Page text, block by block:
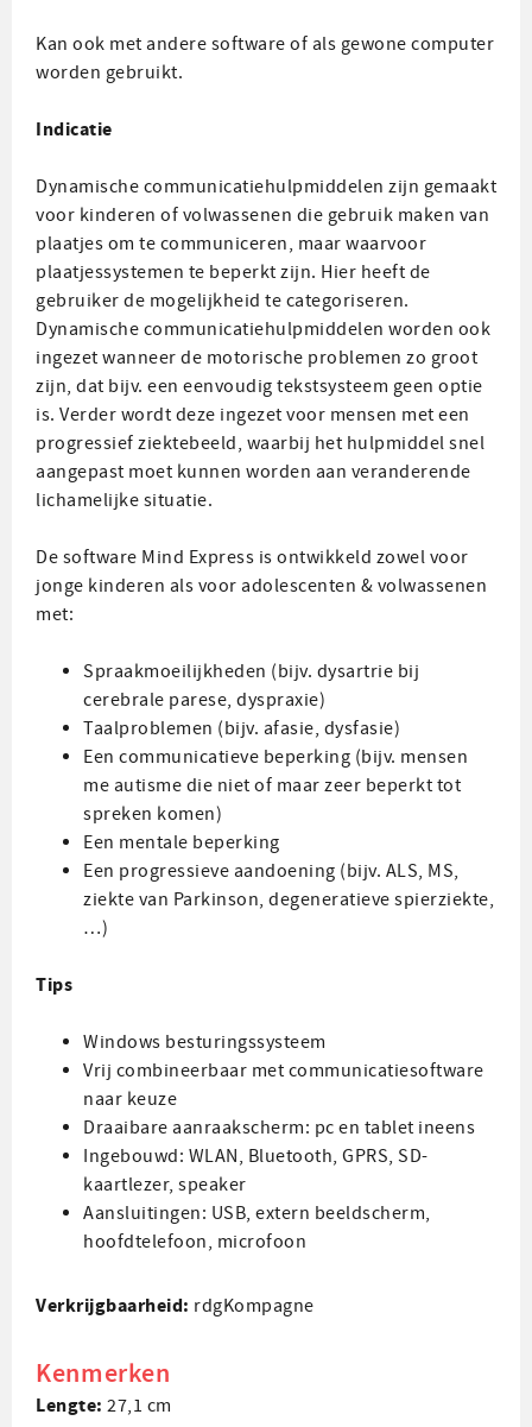
Kan ook met andere software of als gewone computer
worden gebruikt.
Indicatie
Dynamische communicatiehulpmiddelen zijn gemaakt
voor kinderen of volwassenen die gebruik maken van
plaatjes om te communiceren, maar waarvoor
plaatjessystemen te beperkt zijn. Hier heeft de
gebruiker de mogelijkheid te categoriseren.
Dynamische communicatiehulpmiddelen worden ook
ingezet wanneer de motorische problemen zo groot
zijn, dat bijv. een eenvoudig tekstsysteem geen optie
is. Verder wordt deze ingezet voor mensen met een
progressief ziektebeeld, waarbij het hulpmiddel snel
aangepast moet kunnen worden aan veranderende
lichamelijke situatie.
De software Mind Express is ontwikkeld zowel voor
jonge kinderen als voor adolescenten & volwassenen
met:
Spraakmoeilijkheden (bijv. dysartrie bij
cerebrale parese, dyspraxie)
Taalproblemen (bijv. afasie, dysfasie)
Een communicatieve beperking (bijv. mensen
me autisme die niet of maar zeer beperkt tot
spreken komen)
Een mentale beperking
Een progressieve aandoening (bijv. ALS, MS,
ziekte van Parkinson, degeneratieve spierziekte,
…)
Tips
Windows besturingssysteem
Vrij combineerbaar met communicatiesoftware
naar keuze
Draaibare aanraakscherm: pc en tablet ineens
Ingebouwd: WLAN, Bluetooth, GPRS, SD-
kaartlezer, speaker
Aansluitingen: USB, extern beeldscherm,
hoofdtelefoon, microfoon
Verkrijgbaarheid: rdgKompagne
Kenmerken
Lengte: 27,1 cm